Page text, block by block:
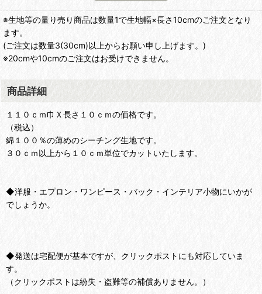
※生地等の量り売り商品は数量1で生地幅×長さ10cmのご注文となり
ます。
(ご注文は数量3(30cm)以上からお願い申し上げます。)
※20cmや10cmのご注文はお受けできません。
商品詳細
１１０ｃｍ巾Ｘ長さ１０ｃｍの価格です。
（税込）
綿１００％の薄めのシーチング生地です。
３０ｃｍ以上から１０ｃｍ単位でカットいたします。
◆洋服・エプロン・ワンピース・バック・インテリア小物にいかが
でしょうか。
◆発送は宅配便が基本ですが、クリックポストにも対応していま
す。
（クリックポストは紛失・盗難等の補償ありません。）